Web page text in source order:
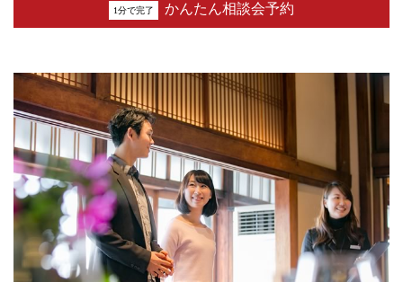
1分で完了 かんたん相談会予約